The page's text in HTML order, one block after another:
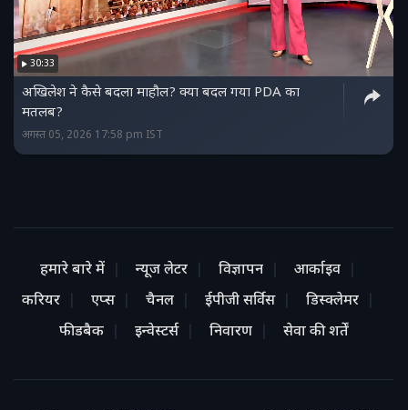
30:33
अखिलेश ने कैसे बदला माहौल? क्या बदल गया PDA का
मतलब?
अगस्त 05, 2026 17:58 pm IST
हमारे बारे में न्यूज लेटर विज्ञापन
आर्काइव
करियर
एप्स चैनल ईपीजी सर्विस
डिस्क्लेमर
फीडबैक
इन्वेस्टर्स निवारण सेवा की शर्तें